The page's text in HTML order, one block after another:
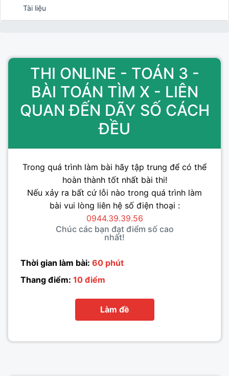
Tài liệu
THI ONLINE - TOÁN 3 -
BÀI TOÁN TÌM X - LIÊN
QUAN ĐẾN DÃY SỐ CÁCH
ĐỀU
Trong quá trình làm bài hãy tập trung để có thể
hoàn thành tốt nhất bài thi!
Nếu xảy ra bất cứ lỗi nào trong quá trình làm
bài vui lòng liên hệ số điện thoại :
0944.39.39.56
Chúc các bạn đạt điểm số cao
nhất!
Thời gian làm bài: 60 phút
Thang điểm: 10 điểm
Làm đề